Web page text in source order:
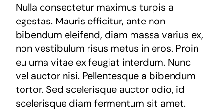
Nulla consectetur maximus turpis a
egestas. Mauris efficitur, ante non
bibendum eleifend, diam massa varius ex,
non vestibulum risus metus in eros. Proin
eu urna vitae ex feugiat interdum. Nunc
vel auctor nisi. Pellentesque a bibendum
tortor. Sed scelerisque auctor odio, id
scelerisque diam fermentum sit amet.